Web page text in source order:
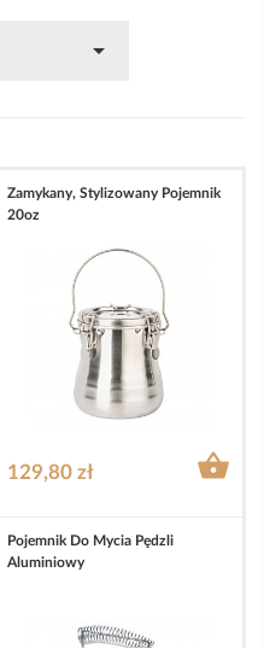

Zamykany, Stylizowany Pojemnik
20oz
129,80 zł 
Pojemnik Do Mycia Pędzli
Aluminiowy